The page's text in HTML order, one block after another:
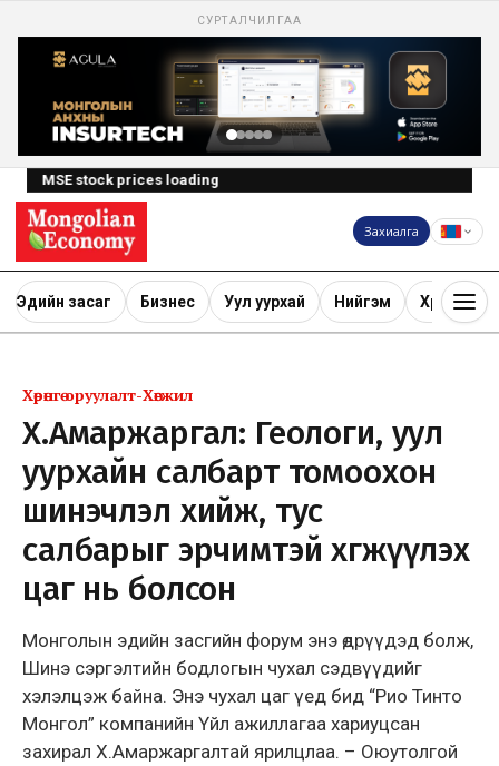
СУРТАЛЧИЛГАА
MSE stock prices loading
Захиалга
Эдийн засаг Бизнес Уул уурхай Нийгэм Хөрөнгө
Хөрөнгө оруулалт-Хөгжил
Х.Амаржаргал: Геологи, уул
уурхайн салбарт томоохон
шинэчлэл хийж, тус
салбарыг эрчимтэй хөгжүүлэх
цаг нь болсон
Монголын эдийн засгийн форум энэ өдрүүдэд болж,
Шинэ сэргэлтийн бодлогын чухал сэдвүүдийг
хэлэлцэж байна. Энэ чухал цаг үед бид “Рио Тинто
Монгол” компанийн Үйл ажиллагаа хариуцсан
захирал Х.Амаржаргалтай ярилцлаа. – Оюутолгой